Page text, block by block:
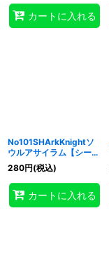
カートに入れる
No101SHArkKnightソ
ウルアサイラム【シーク
レット】{UT01-JP006}
《エクシーズ》
280円(税込)
カートに入れる